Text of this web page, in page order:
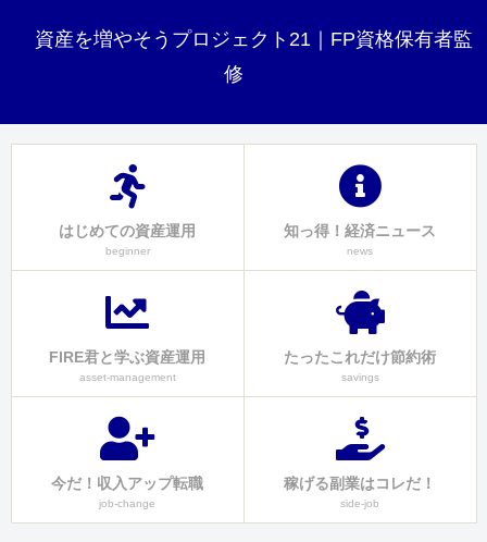
資産を増やそうプロジェクト21｜FP資格保有者監
修
はじめての資産運用
beginner
知っ得！経済ニュース
news
FIRE君と学ぶ資産運用
asset-management
たったこれだけ節約術
savings
今だ！収入アップ転職
job-change
稼げる副業はコレだ！
side-job